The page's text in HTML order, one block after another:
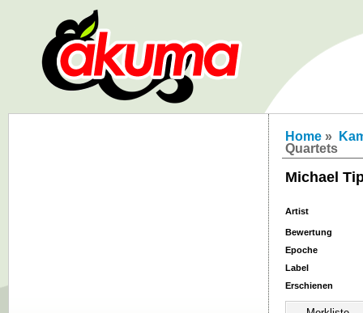
Home »
Quartets
Michael
Artist
Bewertung
Epoche
Label
Erschienen